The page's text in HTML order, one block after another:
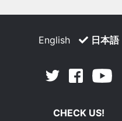
English 日本語
Twitter Facebook
CHECK US!